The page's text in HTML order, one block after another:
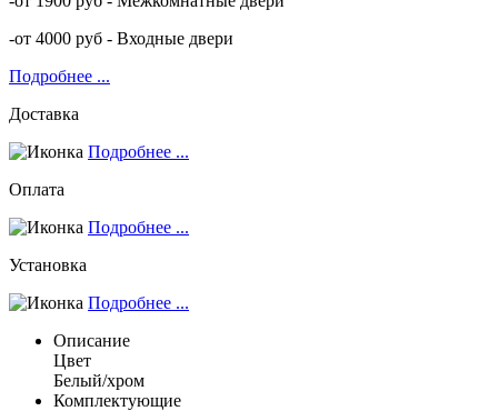
-от 4000 руб - Входные двери
Подробнее ...
Доставка
Подробнее ...
Оплата
Подробнее ...
Установка
Подробнее ...
Описание
Цвет
Белый/хром
Комплектующие